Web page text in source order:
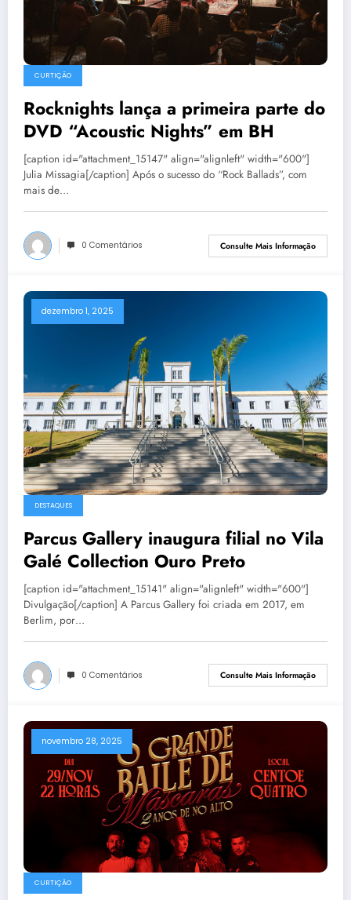
CURTIÇÃO
Rocknights lança a primeira parte do
DVD “Acoustic Nights” em BH
[caption id="attachment_15147" align="alignleft" width="600"]
Julia Missagia[/caption] Após o sucesso do “Rock Ballads”, com
mais de…
0 Comentários Consulte Mais Informação
dezembro 1, 2025
DESTAQUES
Parcus Gallery inaugura filial no Vila
Galé Collection Ouro Preto
[caption id="attachment_15141" align="alignleft" width="600"]
Divulgação[/caption] A Parcus Gallery foi criada em 2017, em
Berlim, por…
0 Comentários Consulte Mais Informação
novembro 28, 2025
CURTIÇÃO